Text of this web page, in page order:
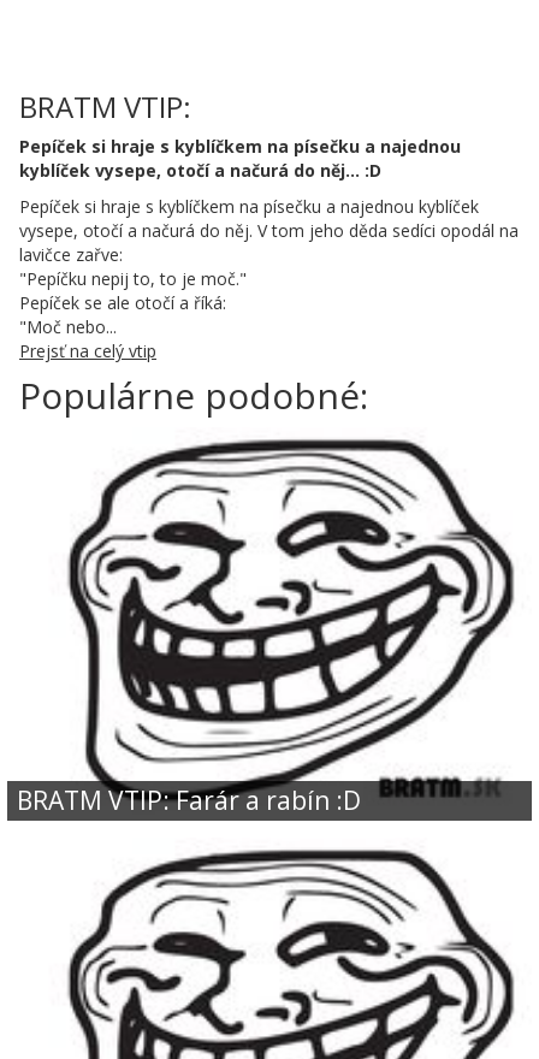
BRATM VTIP:
Pepíček si hraje s kyblíčkem na písečku a najednou
kyblíček vysepe, otočí a načurá do něj... :D
Pepíček si hraje s kyblíčkem na písečku a najednou kyblíček
vysepe, otočí a načurá do něj. V tom jeho děda sedíci opodál na
lavičce zařve:
"Pepíčku nepij to, to je moč."
Pepíček se ale otočí a říká:
"Moč nebo...
Prejsť na celý vtip
Populárne podobné:
BRATM VTIP: Farár a rabín :D